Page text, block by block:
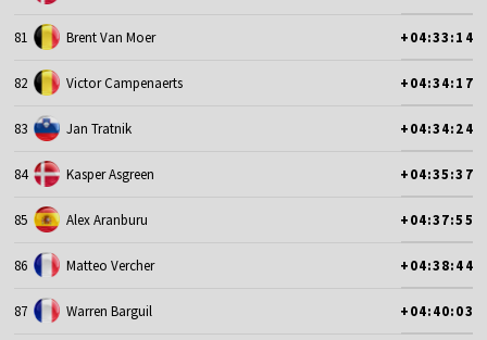
81 Brent Van Moer +04:33:14
82 Victor Campenaerts +04:34:17
83 Jan Tratnik +04:34:24
84 Kasper Asgreen +04:35:37
85 Alex Aranburu +04:37:55
86 Matteo Vercher +04:38:44
87 Warren Barguil +04:40:03